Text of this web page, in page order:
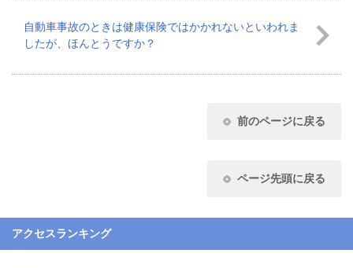
自動車事故のときは健康保険ではかかれないといわれま
したが、ほんとうですか？
前のページに戻る
ページ先頭に戻る
アクセスランキング